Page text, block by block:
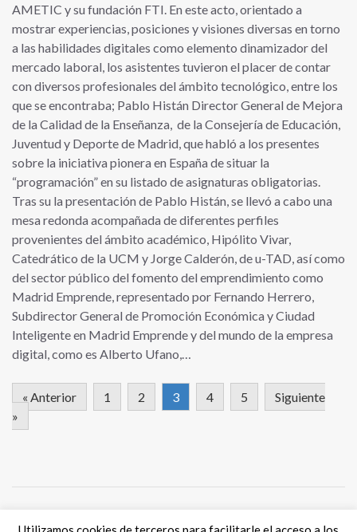
AMETIC y su fundación FTI. En este acto, orientado a
mostrar experiencias, posiciones y visiones diversas en torno
a las habilidades digitales como elemento dinamizador del
mercado laboral, los asistentes tuvieron el placer de contar
con diversos profesionales del ámbito tecnológico, entre los
que se encontraba; Pablo Histán Director General de Mejora
de la Calidad de la Enseñanza, de la Consejería de Educación,
Juventud y Deporte de Madrid, que habló a los presentes
sobre la iniciativa pionera en España de situar la
“programación” en su listado de asignaturas obligatorias.
Tras su la presentación de Pablo Histán, se llevó a cabo una
mesa redonda acompañada de diferentes perfiles
provenientes del ámbito académico, Hipólito Vivar,
Catedrático de la UCM y Jorge Calderón, de u-TAD, así como
del sector público del fomento del emprendimiento como
Madrid Emprende, representado por Fernando Herrero,
Subdirector General de Promoción Económica y Ciudad
Inteligente en Madrid Emprende y del mundo de la empresa
digital, como es Alberto Ufano,…
« Anterior 1 2 3 4 5
Siguiente
»